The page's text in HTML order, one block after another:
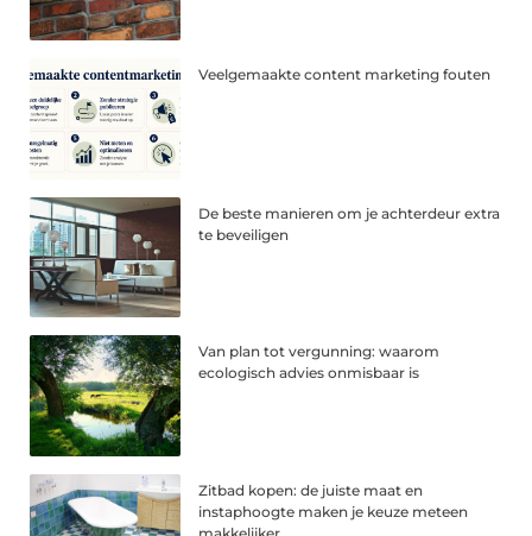
Veelgemaakte content marketing fouten
De beste manieren om je achterdeur extra
te beveiligen
Van plan tot vergunning: waarom
ecologisch advies onmisbaar is
Zitbad kopen: de juiste maat en
instaphoogte maken je keuze meteen